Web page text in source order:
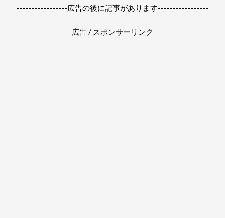
-----------------広告の後に記事があります-----------------
広告 / スポンサーリンク